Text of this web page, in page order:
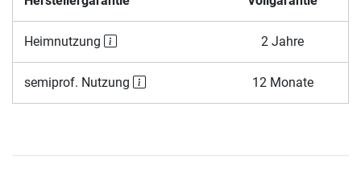
Heimnutzung 2 Jahre
semiprof. Nutzung 12 Monate